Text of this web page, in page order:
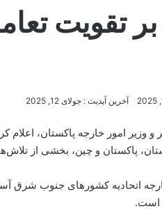
تقویت
آخرین آپدیت : جولای 12, 2025
پاکستان و چین، بخشی از
اتحادیه کشورهای جنوب شرق
است.